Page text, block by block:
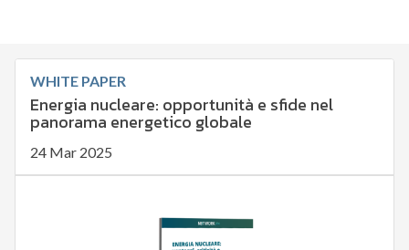
WHITE PAPER
Energia nucleare: opportunità e sfide nel
panorama energetico globale
24 Mar 2025